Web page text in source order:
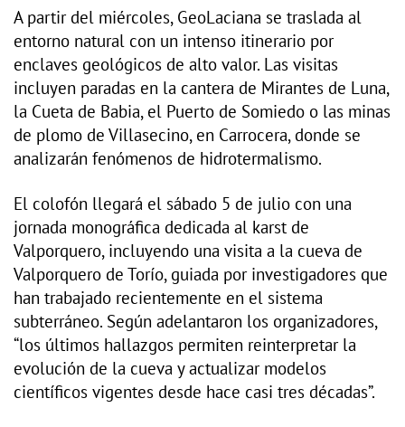
A partir del miércoles, GeoLaciana se traslada al
entorno natural con un intenso itinerario por
enclaves geológicos de alto valor. Las visitas
incluyen paradas en la cantera de Mirantes de Luna,
la Cueta de Babia, el Puerto de Somiedo o las minas
de plomo de Villasecino, en Carrocera, donde se
analizarán fenómenos de hidrotermalismo.
El colofón llegará el sábado 5 de julio con una
jornada monográfica dedicada al karst de
Valporquero, incluyendo una visita a la cueva de
Valporquero de Torío, guiada por investigadores que
han trabajado recientemente en el sistema
subterráneo. Según adelantaron los organizadores,
“los últimos hallazgos permiten reinterpretar la
evolución de la cueva y actualizar modelos
científicos vigentes desde hace casi tres décadas”.